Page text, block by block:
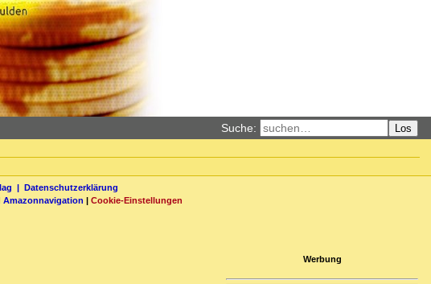
Suche: Los
| Datenschutzerklärung
Amazonnavigation | Cookie-Einstellungen
Werbung